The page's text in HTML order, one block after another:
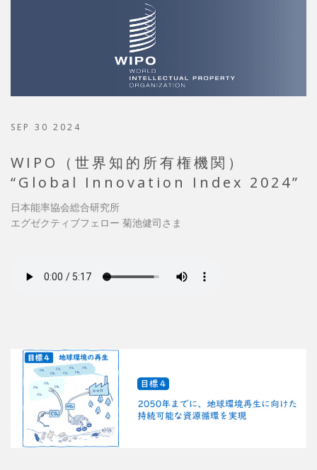
SEP 30 2024
WIPO（世界知的所有権機関）
“Global Innovation Index 2024”
日本能率協会総合研究所
エグゼクティブフェロー 菊池健司さま